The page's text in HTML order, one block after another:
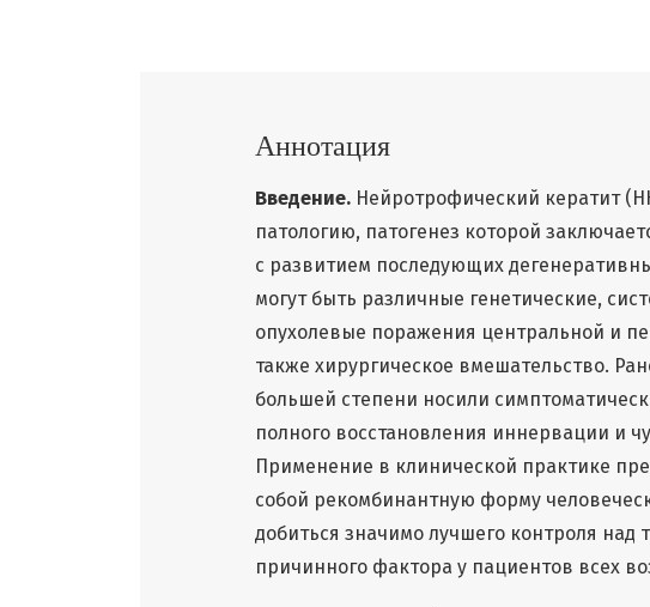
Аннотация
Введение. Нейротрофический кератит
патологию, патогенез которой
с развитием последующих
могут быть различные генетические,
опухолевые поражения центральной и
также хирургическое вмешательство.
большей степени носили
полного восстановления иннервации и
Применение в клинической практике
собой рекомбинантную форму
добиться значимо лучшего контроля над
причинного фактора у пациентов всех